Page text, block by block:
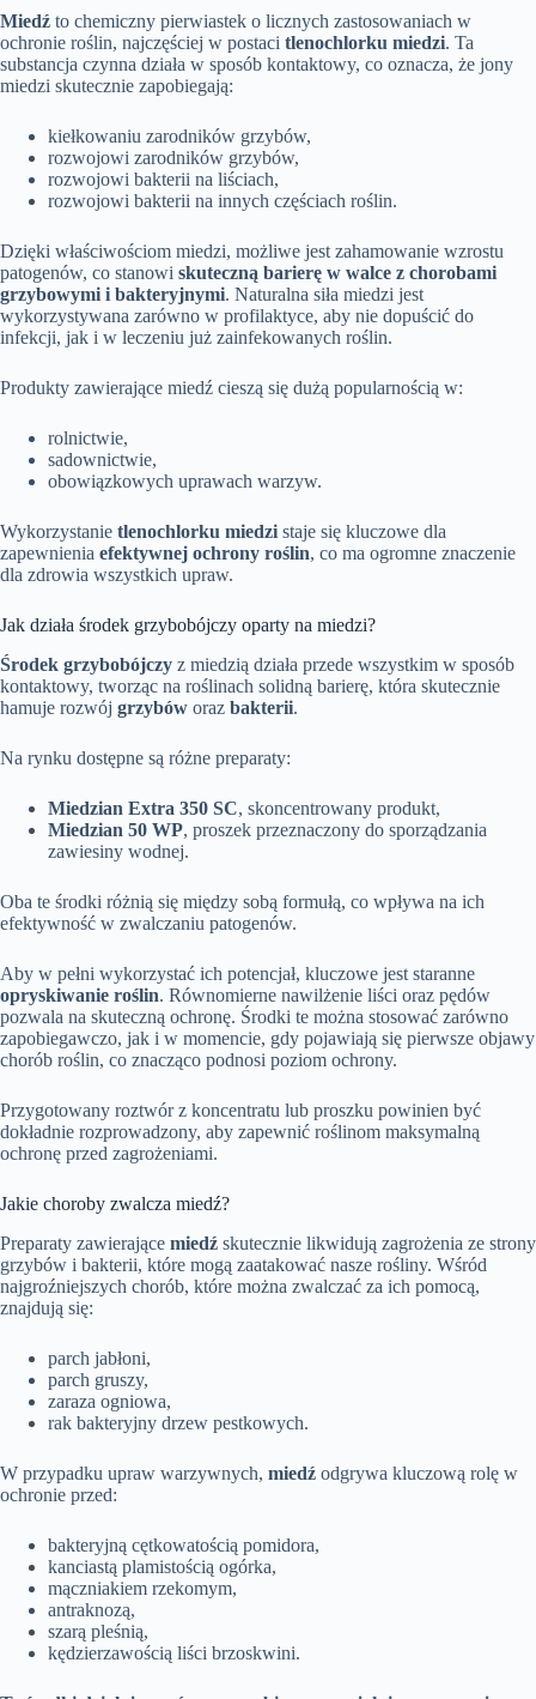
Miedź to chemiczny pierwiastek o licznych zastosowaniach w
ochronie roślin, najczęściej w postaci tlenochlorku miedzi. Ta
substancja czynna działa w sposób kontaktowy, co oznacza, że jony
miedzi skutecznie zapobiegają:
kiełkowaniu zarodników grzybów,
rozwojowi zarodników grzybów,
rozwojowi bakterii na liściach,
rozwojowi bakterii na innych częściach roślin.
Dzięki właściwościom miedzi, możliwe jest zahamowanie wzrostu
patogenów, co stanowi skuteczną barierę w walce z chorobami
grzybowymi i bakteryjnymi. Naturalna siła miedzi jest
wykorzystywana zarówno w profilaktyce, aby nie dopuścić do
infekcji, jak i w leczeniu już zainfekowanych roślin.
Produkty zawierające miedź cieszą się dużą popularnością w:
rolnictwie,
sadownictwie,
obowiązkowych uprawach warzyw.
Wykorzystanie tlenochlorku miedzi staje się kluczowe dla
zapewnienia efektywnej ochrony roślin, co ma ogromne znaczenie
dla zdrowia wszystkich upraw.
Jak działa środek grzybobójczy oparty na miedzi?
Środek grzybobójczy z miedzią działa przede wszystkim w sposób
kontaktowy, tworząc na roślinach solidną barierę, która skutecznie
hamuje rozwój grzybów oraz bakterii.
Na rynku dostępne są różne preparaty:
Miedzian Extra 350 SC, skoncentrowany produkt,
Miedzian 50 WP, proszek przeznaczony do sporządzania
zawiesiny wodnej.
Oba te środki różnią się między sobą formułą, co wpływa na ich
efektywność w zwalczaniu patogenów.
Aby w pełni wykorzystać ich potencjał, kluczowe jest staranne
opryskiwanie roślin. Równomierne nawilżenie liści oraz pędów
pozwala na skuteczną ochronę. Środki te można stosować zarówno
zapobiegawczo, jak i w momencie, gdy pojawiają się pierwsze objawy
chorób roślin, co znacząco podnosi poziom ochrony.
Przygotowany roztwór z koncentratu lub proszku powinien być
dokładnie rozprowadzony, aby zapewnić roślinom maksymalną
ochronę przed zagrożeniami.
Jakie choroby zwalcza miedź?
Preparaty zawierające miedź skutecznie likwidują zagrożenia ze strony
grzybów i bakterii, które mogą zaatakować nasze rośliny. Wśród
najgroźniejszych chorób, które można zwalczać za ich pomocą,
znajdują się:
parch jabłoni,
parch gruszy,
zaraza ogniowa,
rak bakteryjny drzew pestkowych.
W przypadku upraw warzywnych, miedź odgrywa kluczową rolę w
ochronie przed:
bakteryjną cętkowatością pomidora,
kanciastą plamistością ogórka,
mączniakiem rzekomym,
antraknozą,
szarą pleśnią,
kędzierzawością liści brzoskwini.